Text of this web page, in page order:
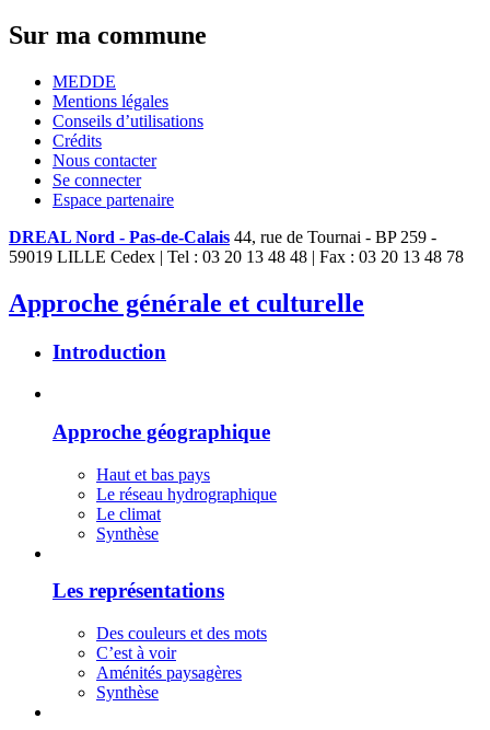
Sur ma commune
MEDDE
Mentions légales
Conseils d’utilisations
Crédits
Nous contacter
Se connecter
Espace partenaire
DREAL Nord - Pas-de-Calais 44, rue de Tournai - BP 259 -
59019 LILLE Cedex | Tel : 03 20 13 48 48 | Fax : 03 20 13 48 78
Approche générale et culturelle
Introduction
Approche géographique
Haut et bas pays
Le réseau hydrographique
Le climat
Synthèse
Les représentations
Des couleurs et des mots
C’est à voir
Aménités paysagères
Synthèse